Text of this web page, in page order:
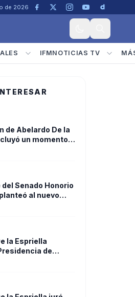
de 2026
IFMNOTICIAS TV
de Abelardo De la
un momento
diálogo
Senado Honorio
al nuevo
agenda centrada
la Espriella
de
Manuel